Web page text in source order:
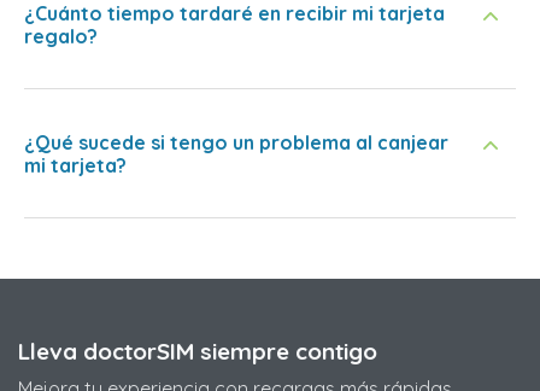
¿Cuánto tiempo tardaré en recibir mi tarjeta
regalo?
¿Qué sucede si tengo un problema al canjear
mi tarjeta?
Lleva doctorSIM siempre contigo